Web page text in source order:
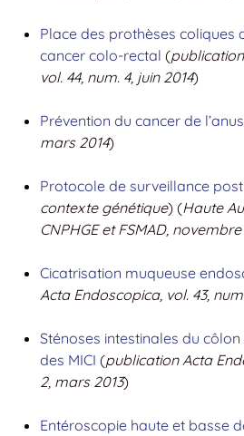
Place des prothèses coliques
cancer colo-rectal (
vol. 44, num. 4, juin 2014)
Prévention du cancer de l’anus
mars 2014)
Protocole de surveillance
contexte génétique) (Haute
CNPHGE et FSMAD, novembre
Cicatrisation muqueuse
Acta Endoscopica, vol. 43,
Sténoses intestinales du
des MICI (publication Acta
2, mars 2013)
Entéroscopie haute et basse